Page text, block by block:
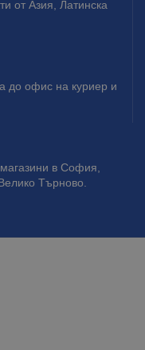
от Азия, Латинска
до офис на куриер и
в София,
Търново.